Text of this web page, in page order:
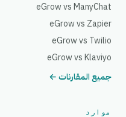
eGrow vs ManyChat
eGrow vs Zapier
eGrow vs Twilio
eGrow vs Klaviyo
جميع المقارنات ←
موارد